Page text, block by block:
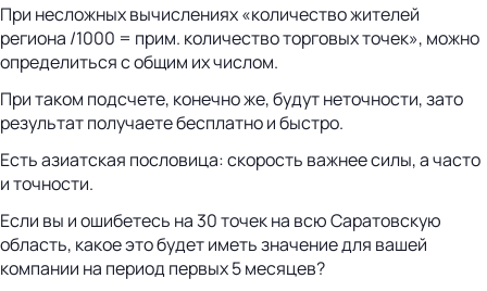
При несложных вычислениях «количество жителей
региона /1000 = прим. количество торговых точек», можно
определиться с общим их числом.
При таком подсчете, конечно же, будут неточности, зато
результат получаете бесплатно и быстро.
Есть азиатская пословица: скорость важнее силы, а часто
и точности.
Если вы и ошибетесь на 30 точек на всю Саратовскую
область, какое это будет иметь значение для вашей
компании на период первых 5 месяцев?